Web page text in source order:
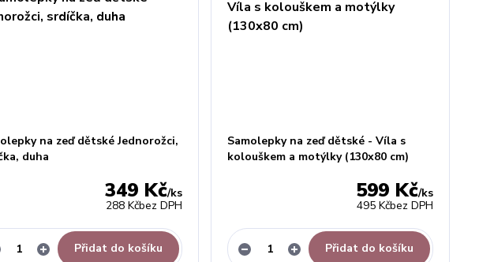
na zeď dětské Jednorožci,
duha
349 Kč/ks
288 Kčbez DPH
Přidat do košíku
Samolepky na zeď dětské - Víla s
kolouškem a motýlky (130x80 cm)
599 Kč/ks
495 Kčbez DPH
Přidat do košíku